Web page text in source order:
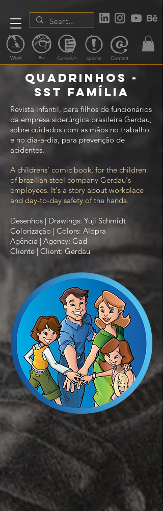
Work Bio Curriculum Updates Contact
quadrinhos -
SSt família
Revista infantil, para filhos de funcionários
da empresa siderúrgica brasileira Gerdau,
sobre cuidados com as mãos no trabalho
e no dia-a-dia, para prevenção de
acidentes.
A childrens' comic book, for the children
of brazilian steel company Gerdau's
employees. It's a story about workplace
and day-to-day safety of the hands.
Desenhos | Drawings: Yuji Schmidt
Colorização | Colors: Alopra
Agência | Agency: Gad
Cliente | Client: Gerdau